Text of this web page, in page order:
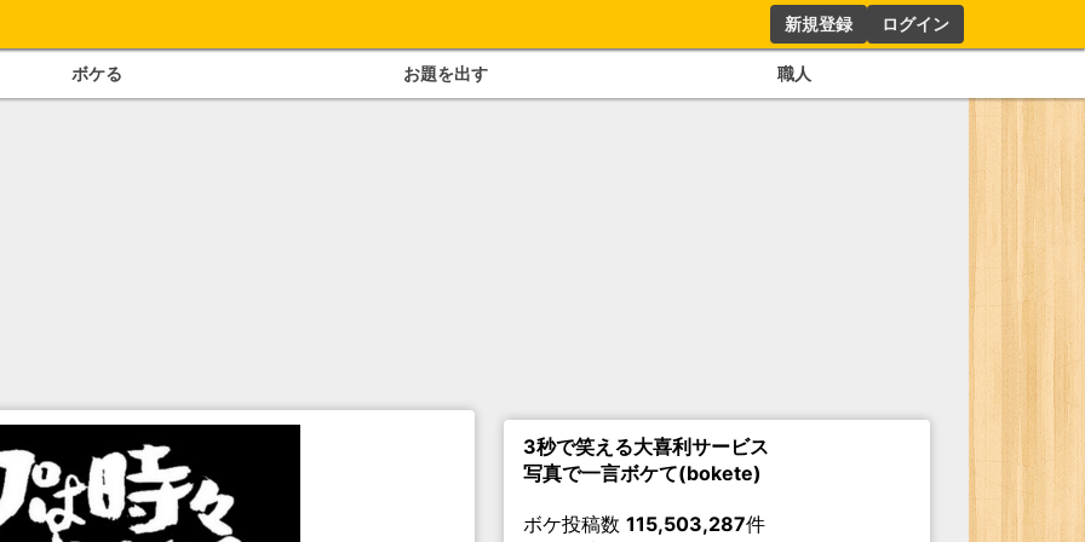
新規登録 ログイン
ボケる お題を出す 職人
3秒で笑える大喜利サービス
写真で一言ボケて(bokete)
ボケ投稿数 115,503,287件